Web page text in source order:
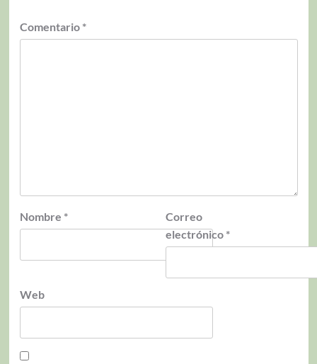
Comentario *
Nombre *
Correo
electrónico *
Web